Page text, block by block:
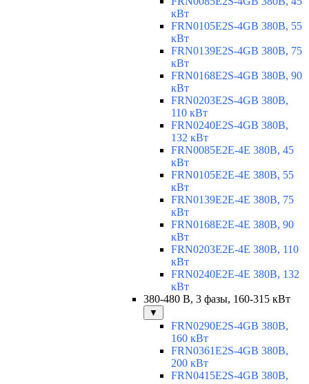
кВт
FRN0105E2S-4GB 380В, 55
кВт
FRN0139E2S-4GB 380В, 75
кВт
FRN0168E2S-4GB 380В, 90
кВт
FRN0203E2S-4GB 380В,
110 кВт
FRN0240E2S-4GB 380В,
132 кВт
FRN0085E2E-4E 380В, 45
кВт
FRN0105E2E-4E 380В, 55
кВт
FRN0139E2E-4E 380В, 75
кВт
FRN0168E2E-4E 380В, 90
кВт
FRN0203E2E-4E 380В, 110
кВт
FRN0240E2E-4E 380В, 132
кВт
380-480 В, 3 фазы, 160-315 кВт
▼
FRN0290E2S-4GB 380В,
160 кВт
FRN0361E2S-4GB 380В,
200 кВт
FRN0415E2S-4GB 380В,